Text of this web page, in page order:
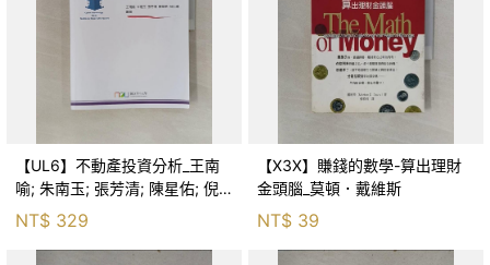
【UL6】不動產投資分析_王南
喻; 朱南玉; 張芳清; 陳星佑; 倪
仁禧
NT$ 329
【X3X】賺錢的數學-算出理財
金頭腦_莫頓．戴維斯
NT$ 39